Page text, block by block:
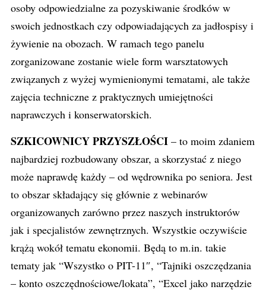
osoby odpowiedzialne za pozyskiwanie środków w
swoich jednostkach czy odpowiadających za jadłospisy i
żywienie na obozach. W ramach tego panelu
zorganizowane zostanie wiele form warsztatowych
związanych z wyżej wymienionymi tematami, ale także
zajęcia techniczne z praktycznych umiejętności
naprawczych i konserwatorskich.
SZKICOWNICY PRZYSZŁOŚCI – to moim zdaniem
najbardziej rozbudowany obszar, a skorzystać z niego
może naprawdę każdy – od wędrownika po seniora. Jest
to obszar składający się głównie z webinarów
organizowanych zarówno przez naszych instruktorów
jak i specjalistów zewnętrznych. Wszystkie oczywiście
krążą wokół tematu ekonomii. Będą to m.in. takie
tematy jak “Wszystko o PIT-11″, “Tajniki oszczędzania
– konto oszczędnościowe/lokata”, “Excel jako narzędzie